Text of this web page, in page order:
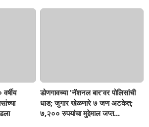
डोणगावच्या 'नॅशनल बार'वर पोलिसांची
धाड; जुगार खेळणारे ७ जण अटकेत;
७,२०० रुपयांचा मुद्देमाल जप्त...